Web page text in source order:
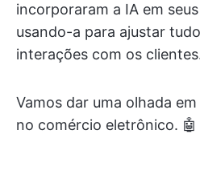
incorporaram a IA em
usando-a para ajustar
interações com os
Vamos dar uma olhada
no comércio eletrônico. 🤖